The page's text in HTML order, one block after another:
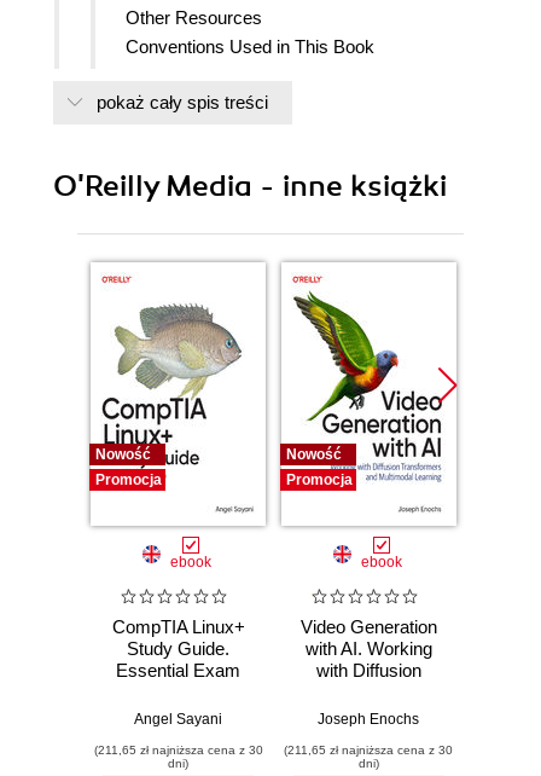
Other Resources
Conventions Used in This Book
OReilly Online Learning
1. Getting Started and Getting Help
Windows
macOS
Linux or Unix
Discussion
See Also
Installing RStudio
Problem
Solution
Discussion
Starting RStudio
Problem
Solution
Discussion
Problem
Solution
pokaż cały spis treści
O'Reilly Media - inne książki
Nowość
Promocja
ebook
CompTIA Linux+
Study Guide.
Essential Exam
Angel Sayani
(211,65 zł najniższa cena z 30
dni)
Nowość
Promocja
ebook
Video Generation
with AI. Working
with Diffusion
Multimodal
Joseph Enochs
(211,65 zł najniższa cena z 30
dni)